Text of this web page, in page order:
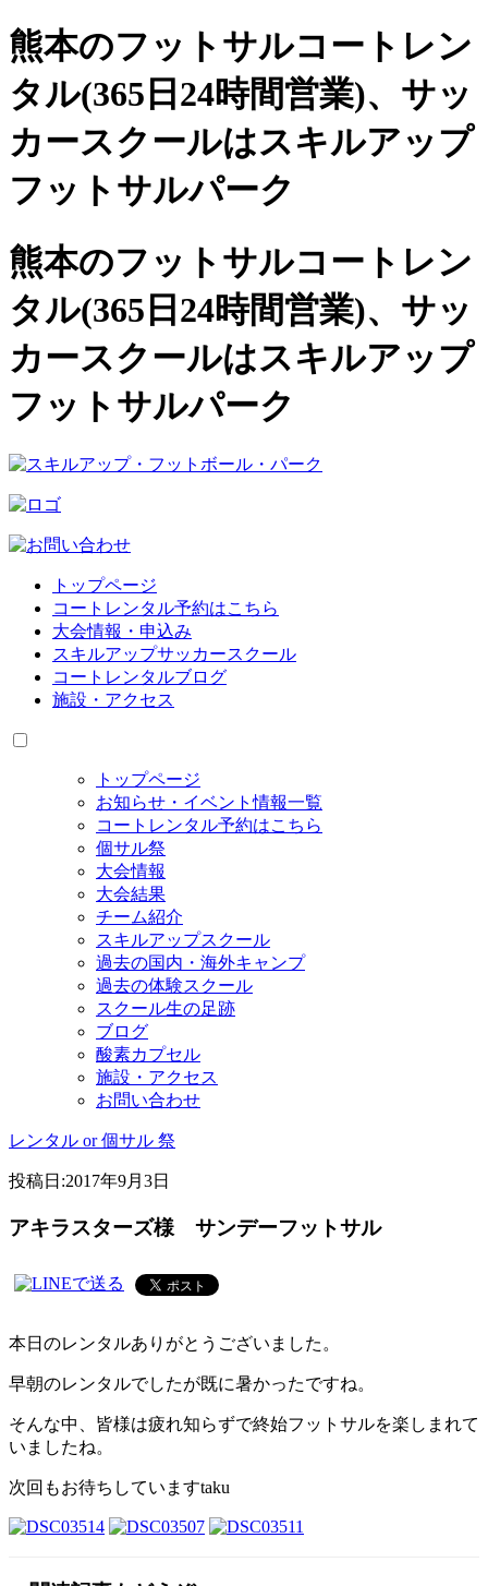
熊本のフットサルコートレン
タル(365日24時間営業)、 サッ
カースクールはスキルアップ
フットサルパーク
熊本のフットサルコートレン
タル(365日24時間営業)、サッ
カースクールはスキルアップ
フットサルパーク
トップページ
コートレンタル予約はこちら
大会情報・申込み
スキルアップサッカースクール
コートレンタルブログ
施設・アクセス
トップページ
お知らせ・イベント情報一覧
コートレンタル予約はこちら
個サル祭
大会情報
大会結果
チーム紹介
スキルアップスクール
過去の国内・海外キャンプ
過去の体験スクール
スクール生の足跡
ブログ
酸素カプセル
施設・アクセス
お問い合わせ
レンタル or 個サル 祭
投稿日:2017年9月3日
アキラスターズ様 サンデーフットサル
本日のレンタルありがとうございました。
早朝のレンタルでしたが既に暑かったですね。
そんな中、皆様は疲れ知らずで終始フットサルを楽しまれて
いましたね。
次回もお待ちしていますtaku